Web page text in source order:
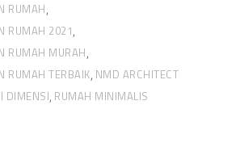
RUMAH,
RUMAH 2021,
RUMAH MURAH,
RUMAH TERBAIK, NMD ARCHITECT
DIMENSI, RUMAH MINIMALIS